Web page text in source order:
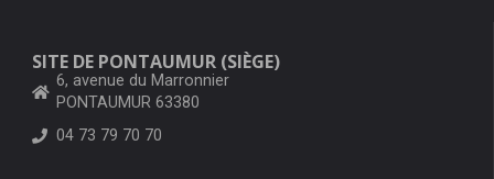
SITE DE PONTAUMUR (SIÈGE)
6, avenue du Marronnier
PONTAUMUR 63380
04 73 79 70 70